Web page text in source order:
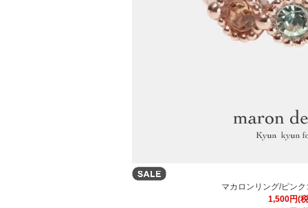
マカロンリング/ピン
1,500円(